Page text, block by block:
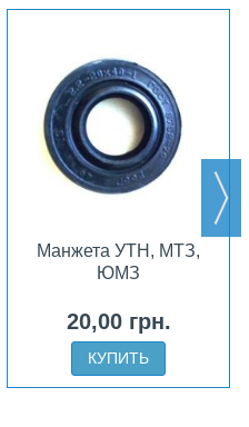
Манжета УТН, МТЗ,
ЮМЗ
20,00 грн.
КУПИТЬ